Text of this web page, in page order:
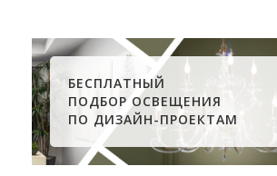
БЕСПЛАТНЫЙ
ПОДБОР ОСВЕЩЕНИЯ
ПО ДИЗАЙН-ПРОЕКТАМ